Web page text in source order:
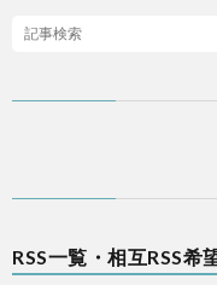
RSS一覧・相互RSS希